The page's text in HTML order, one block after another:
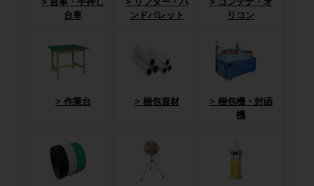
台車
ンドパレット
リコン
作業台 梱包資材
梱包機・封函
機